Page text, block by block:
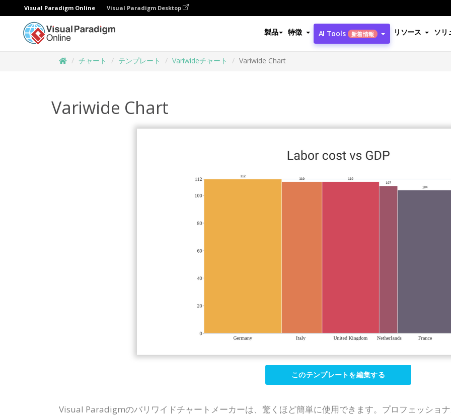
Visual Paradigm Online Visual Paradigm Desktop
製品 特徴 AI Tools 新着情報 リソース ソリ
チャート テンプレート Variwideチャート Variwide Chart
Variwide Chart
このテンプレートを編集する
Visual Paradigmのバリワイドチャートメーカーは、驚くほど簡単に使用できます。プロフェッショ